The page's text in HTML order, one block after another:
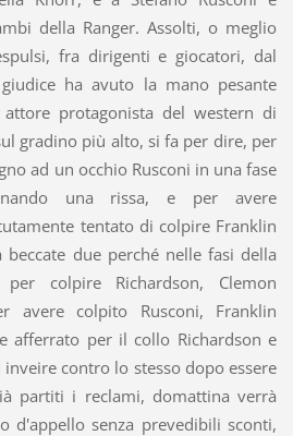
della Ranger. Assolti, o meglio
fra dirigenti e giocatori, dal
ha avuto la mano pesante
protagonista del western di
gradino più alto, si fa per dire, per
ad un occhio Rusconi in una fase
una rissa, e per avere
tentato di colpire Franklin
beccate due perché nelle fasi della
colpire Richardson, Clemon
avere colpito Rusconi, Franklin
afferrato per il collo Richardson e
contro lo stesso dopo essere
partiti i reclami, domattina verrà
d'appello senza prevedibili sconti,